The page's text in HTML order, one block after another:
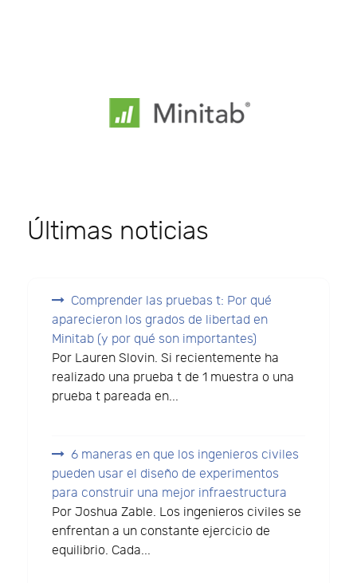
Últimas noticias
Comprender las pruebas t: Por qué
aparecieron los grados de libertad en
Minitab (y por qué son importantes)
Por Lauren Slovin. Si recientemente ha
realizado una prueba t de 1 muestra o una
prueba t pareada en...
6 maneras en que los ingenieros civiles
pueden usar el diseño de experimentos
para construir una mejor infraestructura
Por Joshua Zable. Los ingenieros civiles se
enfrentan a un constante ejercicio de
equilibrio. Cada...